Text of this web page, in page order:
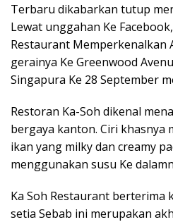
Terbaru dikabarkan tutup
Lewat unggahan Ke
Restaurant Memperkenalkan
gerainya Ke Greenwood
Singapura Ke 28 September
Restoran Ka-Soh dikenal
bergaya kanton. Ciri khasnya
ikan yang milky dan creamy
menggunakan susu Ke
Ka Soh Restaurant berterima
setia Sebab ini merupakan